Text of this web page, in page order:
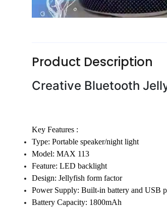
Product Description
Creative Bluetooth
Key Features :
Type: Portable speaker/night light
Model: MAX 113
Feature: LED backlight
Design: Jellyfish form factor
Power Supply: Built-in battery and USB
Battery Capacity: 1800mAh